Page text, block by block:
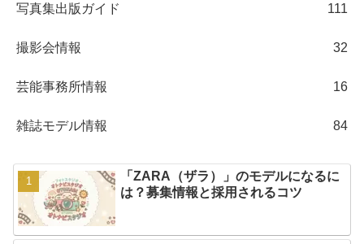
写真集出版ガイド 111
撮影会情報 32
芸能事務所情報 16
雑誌モデル情報 84
「ZARA（ザラ）」のモデルになるに
は？募集情報と採用されるコツ